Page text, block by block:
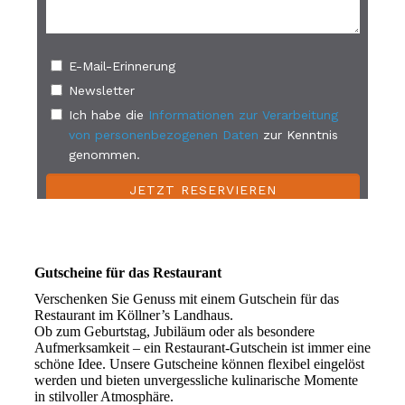
Gutscheine für das Restaurant
Verschenken Sie Genuss mit einem Gutschein für das
Restaurant im Köllner’s Landhaus.
Ob zum Geburtstag, Jubiläum oder als besondere
Aufmerksamkeit – ein Restaurant-Gutschein ist immer eine
schöne Idee. Unsere Gutscheine können flexibel eingelöst
werden und bieten unvergessliche kulinarische Momente
in stilvoller Atmosphäre.